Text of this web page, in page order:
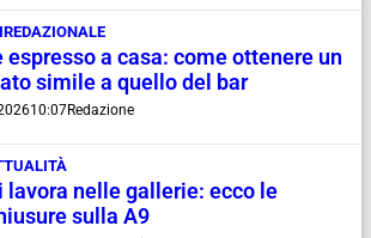
espresso a casa: come ottenere un
simile a quello del bar
10:07Redazione
lavora nelle gallerie: ecco le
sulla A9